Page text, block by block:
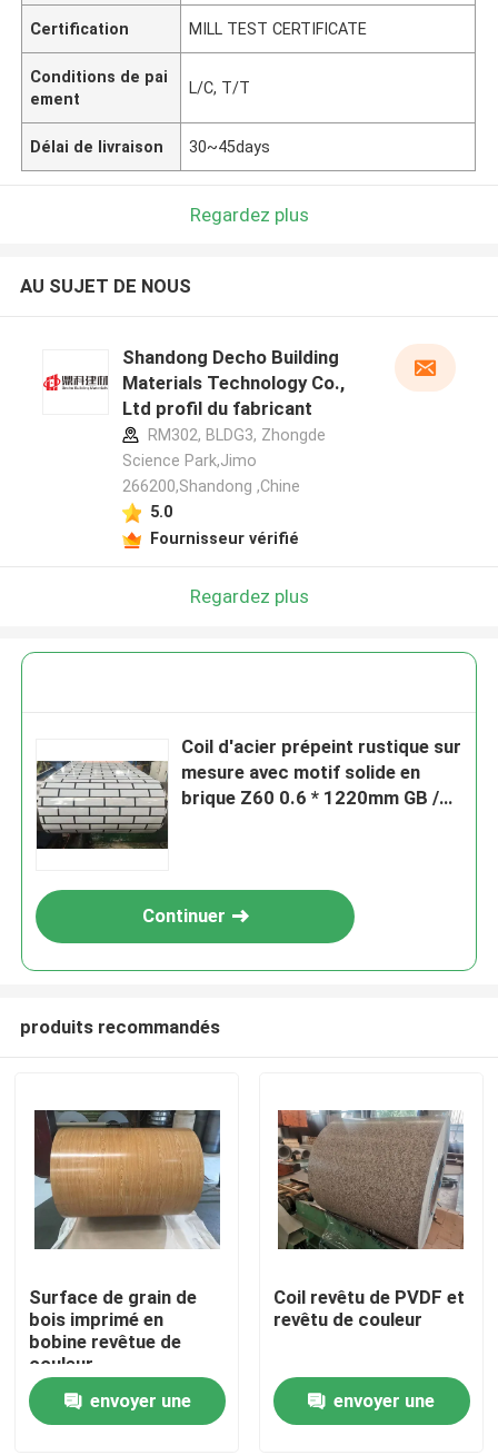
À la maison
Produits
Certification MILL TEST CERTIFICATE
Conditions de pai
ement
L/C, T/T
Délai de livraison 30~45days
Regardez plus
AU SUJET DE NOUS
Shandong Decho Building
Materials Technology Co.,
Ltd profil du fabricant
RM302, BLDG3, Zhongde
Science Park,Jimo
266200,Shandong ,Chine
5.0
Fournisseur vérifié
Regardez plus
Coil d'acier prépeint rustique sur
mesure avec motif solide en
brique Z60 0.6 * 1220mm GB /
Continuer
produits recommandés
Surface de grain de
bois imprimé en
bobine revêtue de
couleur
envoyer une
Coil revêtu de PVDF et
revêtu de couleur
envoyer une